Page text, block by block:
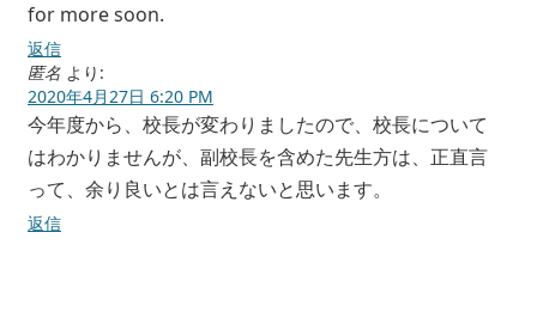
for more soon.
返信
匿名 より:
2020年4月27日 6:20 PM
今年度から、校長が変わりましたので、校長について
はわかりませんが、副校長を含めた先生方は、正直言
って、余り良いとは言えないと思います。
返信